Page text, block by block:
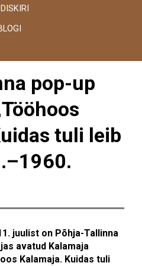
pop-up
tuli leib
juulist on Põhja-Tallinna
avatud Kalamaja
Kalamaja. Kuidas tuli